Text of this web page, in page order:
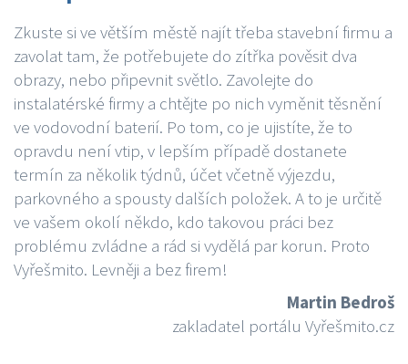
Zkuste si ve větším městě najít třeba stavební firmu a
zavolat tam, že potřebujete do zítřka pověsit dva
obrazy, nebo připevnit světlo. Zavolejte do
instalatérské firmy a chtějte po nich vyměnit těsnění
ve vodovodní baterií. Po tom, co je ujistíte, že to
opravdu není vtip, v lepším případě dostanete
termín za několik týdnů, účet včetně výjezdu,
parkovného a spousty dalších položek. A to je určitě
ve vašem okolí někdo, kdo takovou práci bez
problému zvládne a rád si vydělá par korun. Proto
Vyřešmito. Levněji a bez firem!
Martin Bedroš
zakladatel portálu Vyřešmito.cz